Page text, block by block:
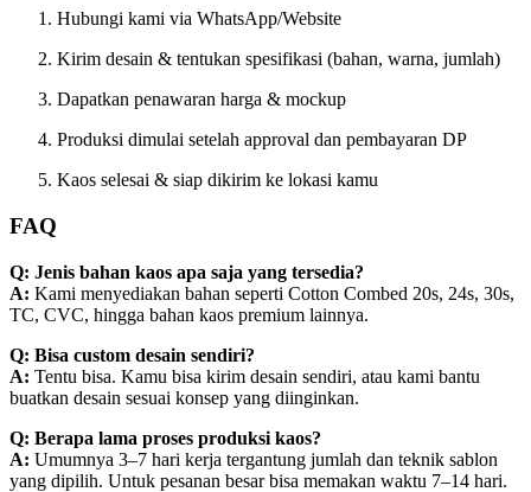
Hubungi kami via WhatsApp/Website
Kirim desain & tentukan spesifikasi (bahan, warna, jumlah)
Dapatkan penawaran harga & mockup
Produksi dimulai setelah approval dan pembayaran DP
Kaos selesai & siap dikirim ke lokasi kamu
FAQ
Q: Jenis bahan kaos apa saja yang tersedia?
A: Kami menyediakan bahan seperti Cotton Combed 20s, 24s, 30s,
TC, CVC, hingga bahan kaos premium lainnya.
Q: Bisa custom desain sendiri?
A: Tentu bisa. Kamu bisa kirim desain sendiri, atau kami bantu
buatkan desain sesuai konsep yang diinginkan.
Q: Berapa lama proses produksi kaos?
A: Umumnya 3–7 hari kerja tergantung jumlah dan teknik sablon
yang dipilih. Untuk pesanan besar bisa memakan waktu 7–14 hari.